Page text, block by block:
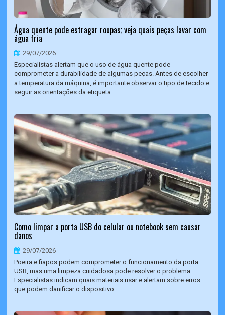
Água quente pode estragar roupas; veja quais peças lavar com
água fria
29/07/2026
Especialistas alertam que o uso de água quente pode
comprometer a durabilidade de algumas peças. Antes de escolher
a temperatura da máquina, é importante observar o tipo de tecido e
seguir as orientações da etiqueta...
Como limpar a porta USB do celular ou notebook sem causar
danos
29/07/2026
Poeira e fiapos podem comprometer o funcionamento da porta
USB, mas uma limpeza cuidadosa pode resolver o problema.
Especialistas indicam quais materiais usar e alertam sobre erros
que podem danificar o dispositivo...